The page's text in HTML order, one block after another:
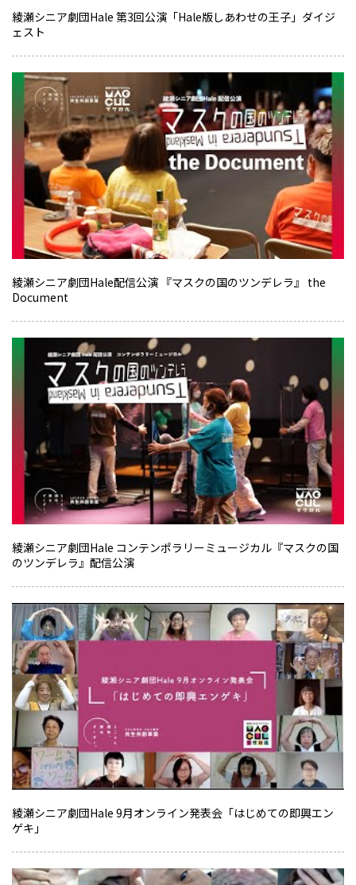
綾瀬シニア劇団Hale 第3回公演「Hale版しあわせの王子」ダイジ
ェスト
綾瀬シニア劇団Hale配信公演 『マスクの国のツンデレラ』 the
Document
綾瀬シニア劇団Hale コンテンポラリーミュージカル『マスクの国
のツンデレラ』配信公演
綾瀬シニア劇団Hale 9月オンライン発表会「はじめての即興エン
ゲキ」